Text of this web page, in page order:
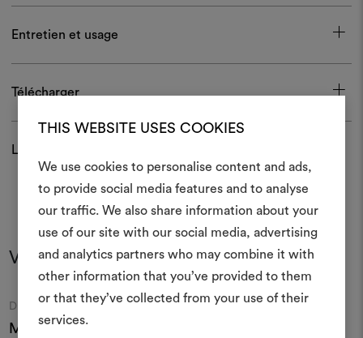
THIS WEBSITE USES COOKIES
We use cookies to personalise content and ads,
to provide social media features and to analyse
our traffic. We also share information about your
use of our site with our social media, advertising
and analytics partners who may combine it with
other information that you’ve provided to them
or that they’ve collected from your use of their
services.
Entretien et usage
Télécharger
Livraison et retour
Vous pourriez aussi aimer
Moodboard
DEDAR
Mezzaluna 135
Moodboard
DEDAR
Créer
Un instrument interactif
à vos idées et les partager,
des matériaux et des